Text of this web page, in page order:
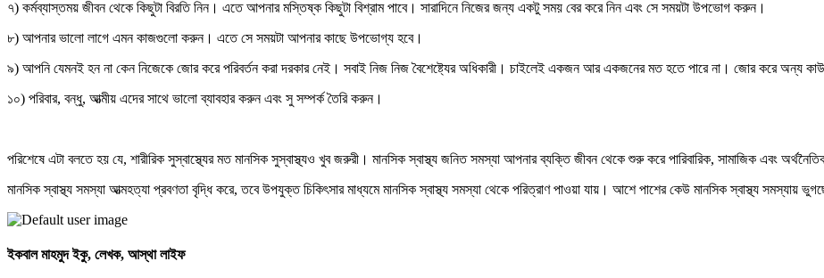
৭) কর্মব্যাস্তময় জীবন থেকে কিছুটা বিরতি নিন। এতে আপনার মস্তিষ্ক কিছুটা বিশ্রাম পাবে। সারাদিনে নিজের জন্য একটু সময় বের করে নিন এবং সে সময়টা উপভোগ করুন।
৮) আপনার ভালো লাগে এমন কাজগুলো করুন। এতে সে সময়টা আপনার কাছে উপভোগ্য হবে।
৯) আপনি যেমনই হন না কেন নিজেকে জোর করে পরিবর্তন করা দরকার নেই। সবাই নিজ নিজ বৈশেষ্ট্যের অধিকারী। চাইলেই একজন আর একজনের মত হতে পারে না। জোর করে অন্য
১০) পরিবার, বন্ধু, আত্মীয় এদের সাথে ভালো ব্যাবহার করুন এবং সু সম্পর্ক তৈরি করুন।
পরিশেষে এটা বলতে হয় যে, শারীরিক সুস্বাস্থ্যের মত মানসিক সুস্বাস্থ্যও খুব জরুরী। মানসিক স্বাস্থ্য জনিত সমস্যা আপনার ব্যক্তি জীবন থেকে শুরু করে পারিবারিক, সামাজিক এবং
মানসিক স্বাস্থ্য সমস্যা আত্মহত্যা প্রবণতা বৃদ্ধি করে, তবে উপযুক্ত চিকিৎসার মাধ্যমে মানসিক স্বাস্থ্য সমস্যা থেকে পরিত্রাণ পাওয়া যায়। আশে পাশের কেউ মানসিক স্বাস্থ্য সমস্যায়
ইকবাল মাহমুদ ইকু, লেখক, আস্থা লাইফ